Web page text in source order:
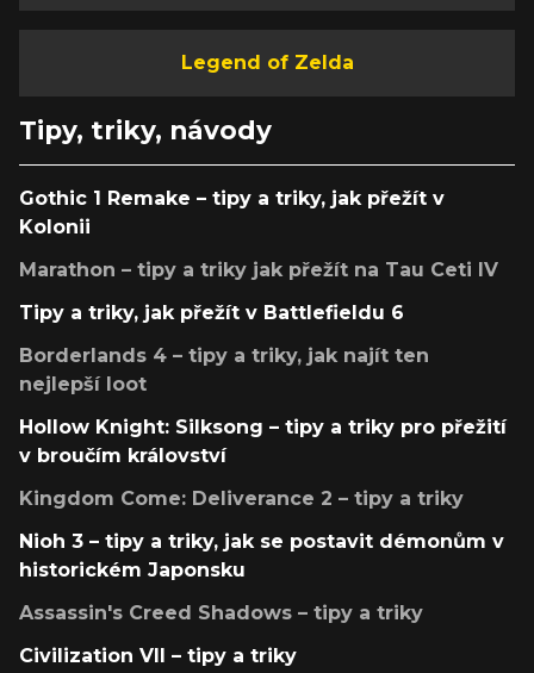
Legend of Zelda
Tipy, triky, návody
Gothic 1 Remake – tipy a triky, jak přežít v
Kolonii
Marathon – tipy a triky jak přežít na Tau Ceti IV
Tipy a triky, jak přežít v Battlefieldu 6
Borderlands 4 – tipy a triky, jak najít ten
nejlepší loot
Hollow Knight: Silksong – tipy a triky pro přežití
v broučím království
Kingdom Come: Deliverance 2 – tipy a triky
Nioh 3 – tipy a triky, jak se postavit démonům v
historickém Japonsku
Assassin's Creed Shadows – tipy a triky
Civilization VII – tipy a triky